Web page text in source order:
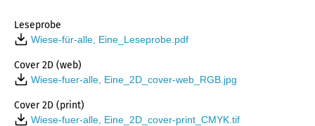
Leseprobe
Wiese-für-alle, Eine_Leseprobe.pdf
Cover 2D (web)
Wiese-fuer-alle, Eine_2D_cover-web_RGB.jpg
Cover 2D (print)
Wiese-fuer-alle, Eine_2D_cover-print_CMYK.tif